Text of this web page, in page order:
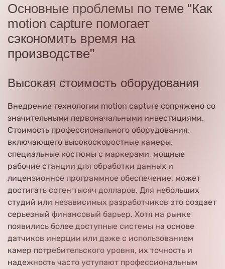
Основные проблемы по теме "Как
motion capture помогает
сэкономить время на
производстве"
Высокая стоимость оборудования
Внедрение технологии motion capture сопряжено со
значительными первоначальными инвестициями.
Стоимость профессионального оборудования,
включающего высокоскоростные камеры,
специальные костюмы с маркерами, мощные
рабочие станции для обработки данных и
лицензионное программное обеспечение, может
достигать сотен тысяч долларов. Для небольших
студий или независимых разработчиков это создает
серьезный финансовый барьер. Хотя на рынке
появились более доступные системы на основе
датчиков инерции или даже с использованием
камер потребительского уровня, их точность и
надежность часто уступают профессиональным